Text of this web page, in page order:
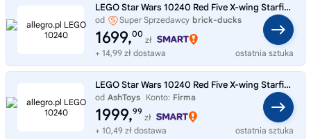
LEGO Star Wars 10240 Red Five X-wing Starfighter
od Super Sprzedawcy brick-ducks
1699,00
zł
+ 14,99 zł dostawa
ostatnia sztuka
LEGO Star Wars 10240 Red Five X-wing Starfighter
od AshToys Konto: Firma
1999,99
zł
+ 10,49 zł dostawa
ostatnia sztuka